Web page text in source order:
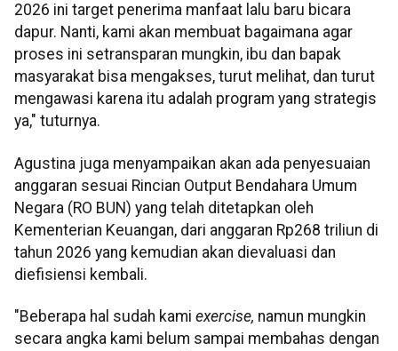
2026 ini target penerima manfaat lalu baru bicara
dapur. Nanti, kami akan membuat bagaimana agar
proses ini setransparan mungkin, ibu dan bapak
masyarakat bisa mengakses, turut melihat, dan turut
mengawasi karena itu adalah program yang strategis
ya," tuturnya.
Agustina juga menyampaikan akan ada penyesuaian
anggaran sesuai Rincian Output Bendahara Umum
Negara (RO BUN) yang telah ditetapkan oleh
Kementerian Keuangan, dari anggaran Rp268 triliun di
tahun 2026 yang kemudian akan dievaluasi dan
diefisiensi kembali.
"Beberapa hal sudah kami exercise, namun mungkin
secara angka kami belum sampai membahas dengan